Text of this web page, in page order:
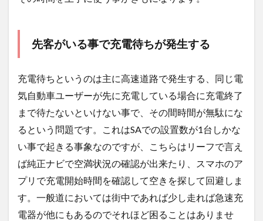
先客がいる事で充電待ちが発生する
充電待ちというのは主に高速道路で発生する、同じ電
気自動車ユーザーが先に充電している場合に充電終了
まで待たないといけない事で、その間時間が無駄にな
るという問題です。これはSAでの設置数が1台しかな
い事で起きる事象なのですが、こちらはリーフで言え
ば純正ナビで空満状況の確認が出来たり、スマホのア
プリで充電開始時間を確認して空きを探して回避しま
す。一般道においては街中であれば少し走れば急速充
電器が他にもあるのでそれほど困ることはありませ